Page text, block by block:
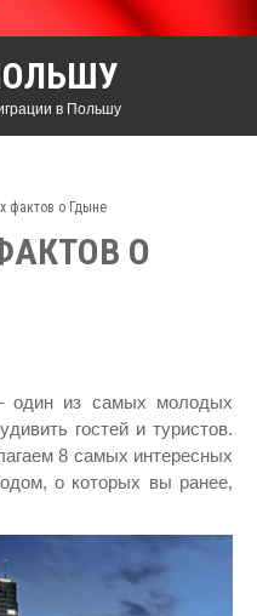
в Польшу
фактов о Гдыне
О
один из самых молодых
гостей и туристов.
8 самых интересных
о которых вы ранее,